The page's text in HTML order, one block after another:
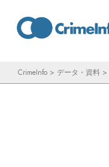
ツ
CrimeInfo > データ・資料 >